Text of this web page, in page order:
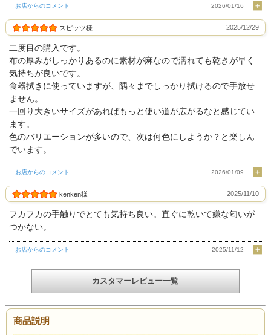
お店からのコメント 2026/01/16
スピッツ様 2025/12/29
二度目の購入です。
布の厚みがしっかりあるのに素材が麻なので濡れても乾きが早く
気持ちが良いです。
食器拭きに使っていますが、隅々までしっかり拭けるので手放せ
ません。
一回り大きいサイズがあればもっと使い道が広がるなと感じてい
ます。
色のバリエーションが多いので、次は何色にしようか？と楽しん
でいます。
お店からのコメント 2026/01/09
kenken様 2025/11/10
フカフカの手触りでとても気持ち良い。直ぐに乾いて嫌な匂いが
つかない。
お店からのコメント 2025/11/12
カスタマーレビュー一覧
商品説明